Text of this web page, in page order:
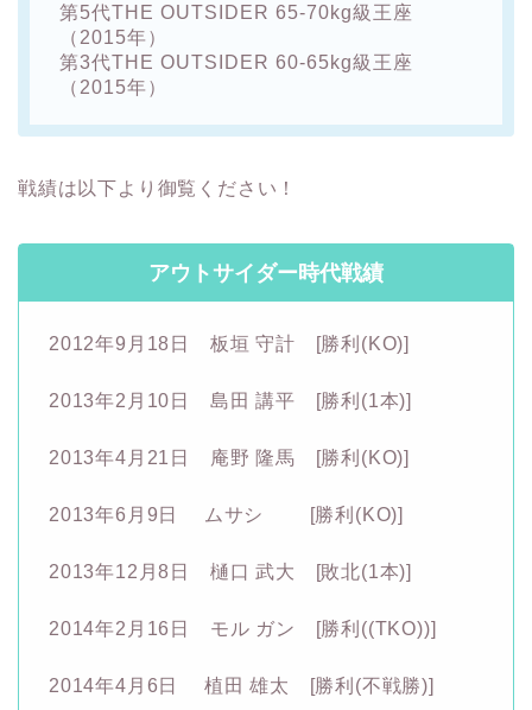
第5代THE OUTSIDER 65-70kg級王座
（2015年）
第3代THE OUTSIDER 60-65kg級王座
（2015年）
戦績は以下より御覧ください！
アウトサイダー時代戦績
2012年9月18日 板垣 守計 [勝利(KO)]
2013年2月10日 島田 講平 [勝利(1本)]
2013年4月21日 庵野 隆馬 [勝利(KO)]
2013年6月9日 ムサシ [勝利(KO)]
2013年12月8日 樋口 武大 [敗北(1本)]
2014年2月16日 モル ガン [勝利((TKO))]
2014年4月6日 植田 雄太 [勝利(不戦勝)]